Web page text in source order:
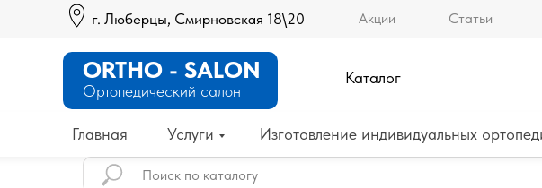
г. Люберцы, Смирновская 18\20 Статьи
Акции
Главная Изготовление индивидуальных
Ортопедический салон
ORTHO - SALON
Услуги
Каталог